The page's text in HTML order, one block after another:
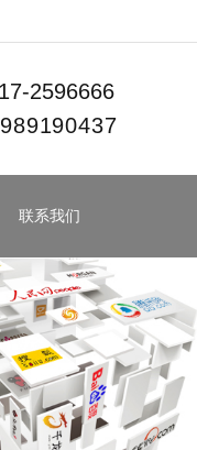
2596666
联系我们